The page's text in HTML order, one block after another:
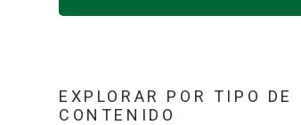
EXPLORAR POR TIPO DE
CONTENIDO